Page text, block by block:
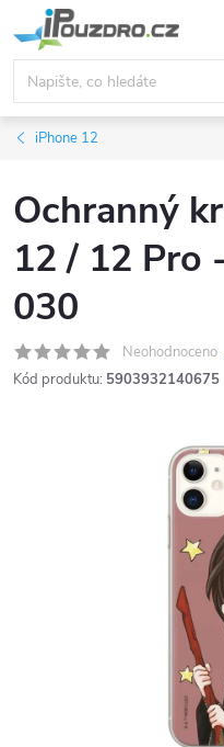
na
obsah
iPhone 12
Ochranný
12 / 12 Pro
030
Neohodnoceno
Kód produktu: 5903932140675